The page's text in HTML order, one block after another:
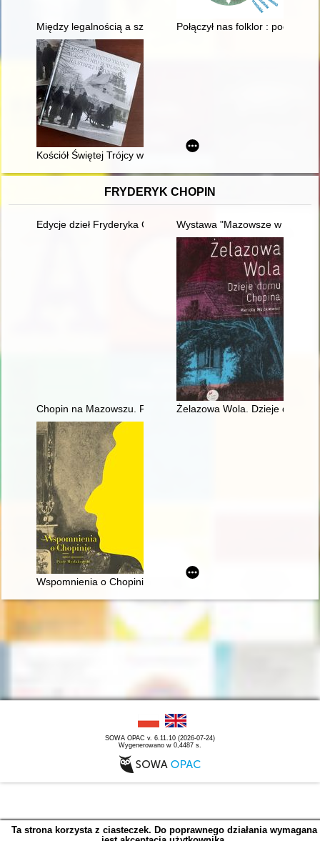
Między legalnością a szarą strefą 1976-1982Połączył nas folklor : początki
Kościół Świętej Trójcy w Radzyniu Podlaskim na starej
FRYDERYK CHOPIN
Edycje dzieł Fryderyka Chopina w warszawskiej oficynie
Wystawa "Mazowsze w
Chopin na Mazowszu. Przewodnik po miejscach historycznych
Żelazowa Wola. Dzieje domu
Wspomnienia o Chopinie. Cz. 1
SOWA OPAC v. 6.11.10 (2026-07-24)
Wygenerowano w 0,4487 s.
Ta strona korzysta z ciasteczek. Do poprawnego działania wymagana